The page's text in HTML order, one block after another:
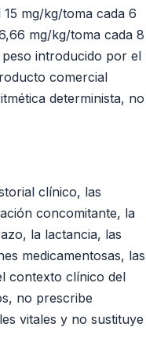
mg/kg/toma cada 6
mg/kg/toma cada 8
introducido por el
comercial
determinista, no
clínico, las
concomitante, la
la lactancia, las
medicamentosas, las
contexto clínico del
no prescribe
vitales y no sustituye